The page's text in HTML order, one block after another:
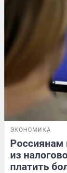
ЭКОНОМИКА
Россиянам
из
платить